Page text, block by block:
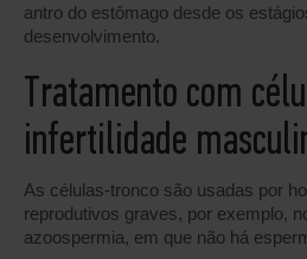
antro do estômago desde os
desenvolvimento.
Tratamento com
infertilidade
As células-tronco são usadas por
reprodutivos graves, por exemplo,
azoospermia, em que não há